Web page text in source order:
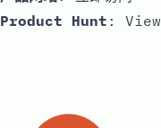
Product Hunt :